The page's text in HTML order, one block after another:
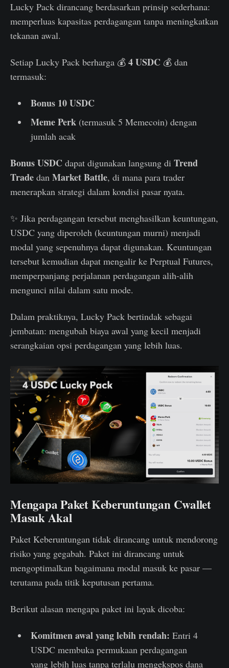
Lucky Pack dirancang berdasarkan prinsip sederhana:
memperluas kapasitas perdagangan tanpa meningkatkan
tekanan awal.
Setiap Lucky Pack berharga 💰 4 USDC 💰 dan
termasuk:
Bonus 10 USDC
Meme Perk(termasuk 5 Memecoin) dengan
jumlah acak
Bonus USDC dapat digunakan langsung di Trend
Trade dan Market Battle, di mana para trader
menerapkan strategi dalam kondisi pasar nyata.
✨ Jika perdagangan tersebut menghasilkan keuntungan,
USDC yang diperoleh (keuntungan murni) menjadi
modal yang sepenuhnya dapat digunakan. Keuntungan
tersebut kemudian dapat mengalir ke Perptual Futures,
memperpanjang perjalanan perdagangan alih-alih
mengunci nilai dalam satu mode.
Dalam praktiknya, Lucky Pack bertindak sebagai
jembatan: mengubah biaya awal yang kecil menjadi
serangkaian opsi perdagangan yang lebih luas.
Mengapa Paket Keberuntungan Cwallet
Masuk Akal
Paket Keberuntungan tidak dirancang untuk mendorong
risiko yang gegabah. Paket ini dirancang untuk
mengoptimalkan bagaimana modal masuk ke pasar —
terutama pada titik keputusan pertama.
Berikut alasan mengapa paket ini layak dicoba:
Komitmen awal yang lebih rendah: Entri 4
USDC membuka permukaan perdagangan
yang lebih luas tanpa terlalu mengekspos dana